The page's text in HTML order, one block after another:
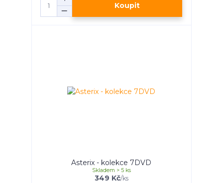
Koupit
Asterix - kolekce 7DVD
349 Kč/ks
Skladem > 5 ks